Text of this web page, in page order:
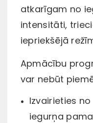
atkarīgam no
intensitāti,
iepriekšējā
Apmācību
var nebūt
Izvairieties
iegurņa